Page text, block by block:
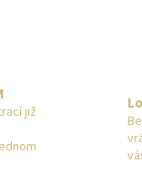
již